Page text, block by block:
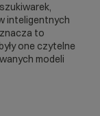
inteligentnych
to
one czytelne
modeli